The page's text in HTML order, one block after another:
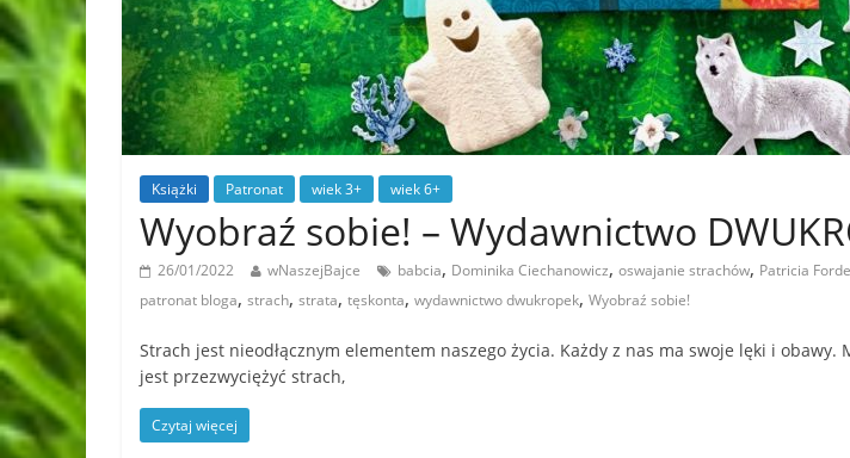
Książki Patronat wiek 3+ wiek 6+
Wyobraź sobie! – Wydawnictwo
26/01/2022 wNaszejBajce babcia, Dominika Ciechanowicz, oswajanie strachów, Patricia
patronat bloga, strach, strata, tęskonta, wydawnictwo dwukropek, Wyobraź sobie!
Strach jest nieodłącznym elementem naszego życia. Każdy z nas ma swoje lęki i obawy.
jest przezwyciężyć strach,
Czytaj więcej